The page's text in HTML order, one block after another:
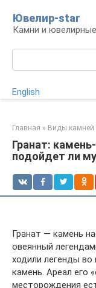
контенту
Ювелир-star
Камни и
English
Главная » Виды камней
Гранат:
подойдет ли
Гранат — камень
овеянный
ходили легенды во
камень. Ареал его
месторождения